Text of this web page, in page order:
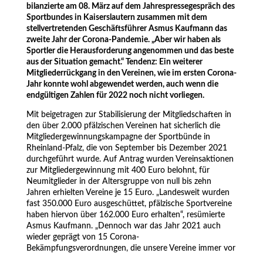
bilanzierte am 08. März auf dem Jahrespressegespräch des
Sportbundes in Kaiserslautern zusammen mit dem
stellvertretenden Geschäftsführer Asmus Kaufmann das
zweite Jahr der Corona-Pandemie. „Aber wir haben als
Sportler die Herausforderung angenommen und das beste
aus der Situation gemacht.“ Tendenz: Ein weiterer
Mitgliederrückgang in den Vereinen, wie im ersten Corona-
Jahr konnte wohl abgewendet werden, auch wenn die
endgültigen Zahlen für 2022 noch nicht vorliegen.
Mit beigetragen zur Stabilisierung der Mitgliedschaften in
den über 2.000 pfälzischen Vereinen hat sicherlich die
Mitgliedergewinnungskampagne der Sportbünde in
Rheinland-Pfalz, die von September bis Dezember 2021
durchgeführt wurde. Auf Antrag wurden Vereinsaktionen
zur Mitgliedergewinnung mit 400 Euro belohnt, für
Neumitglieder in der Altersgruppe von null bis zehn
Jahren erhielten Vereine je 15 Euro. „Landesweit wurden
fast 350.000 Euro ausgeschüttet, pfälzische Sportvereine
haben hiervon über 162.000 Euro erhalten“, resümierte
Asmus Kaufmann. „Dennoch war das Jahr 2021 auch
wieder geprägt von 15 Corona-
Bekämpfungsverordnungen, die unsere Vereine immer vor